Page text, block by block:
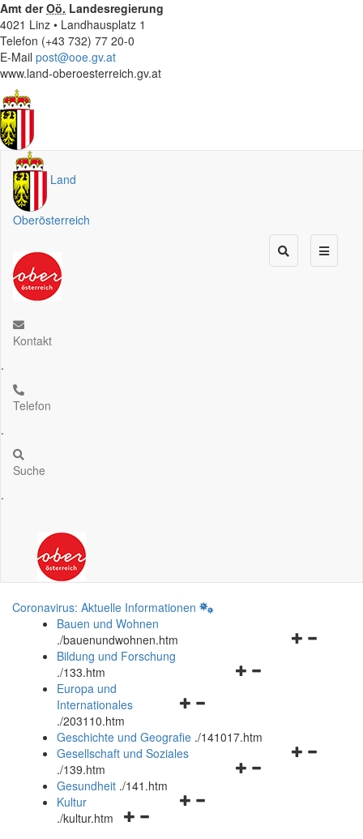
Amt derOö. Landesregierung
4021 Linz • Landhausplatz 1
Telefon (+43 732) 77 20-0
E-Mail post@ooe.gv.at
www.land-oberoesterreich.gv.at
Land
Oberösterreich
Kontakt
.
Telefon
.
Suche
.
Coronavirus: Aktuelle Informationen
Bauen und Wohnen
./bauenundwohnen.htm
Navigationsmenü
Bildung und Forschung
./133.htm
Navigationsmenü
und
schließen
Europa und
Internationales
./203110.htm
Geschichte und Geografie ./141017.htm
Navigationsmenü
Gesellschaft und Soziales
./139.htm
Navigationsmenü
Gesundheit ./141.htm
Navigationsmenü
Kultur
./kultur.htm